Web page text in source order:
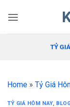
qua
TỶ
Home » Tỷ Giá
TỶ GIÁ HÔM NAY,